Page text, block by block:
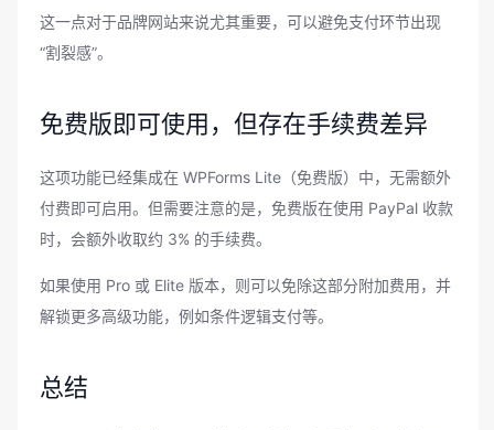
这一点对于品牌网站来说尤其重要，可以避免支付环节出现
“割裂感”。
免费版即可使用，但存在手续费差异
这项功能已经集成在 WPForms Lite（免费版）中，无需额外
付费即可启用。但需要注意的是，免费版在使用 PayPal 收款
时，会额外收取约 3% 的手续费。
如果使用 Pro 或 Elite 版本，则可以免除这部分附加费用，并
解锁更多高级功能，例如条件逻辑支付等。
总结